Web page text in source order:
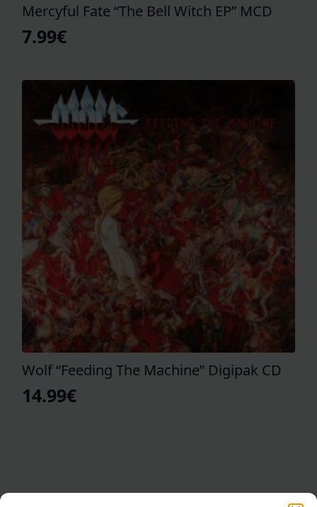
Mercyful Fate “The Bell Witch EP” MCD
7.99€
Wolf “Feeding The Machine” Digipak CD
14.99€